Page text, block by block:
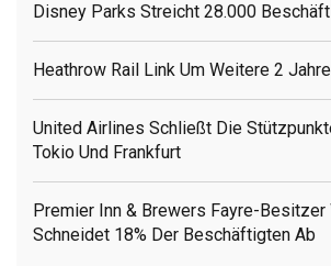
Disney Parks Streicht 28.000
Heathrow Rail Link Um Weitere 2
United Airlines Schließt Die
Tokio Und Frankfurt
Premier Inn & Brewers Fayre-Besitzer
Schneidet 18% Der Beschäftigten Ab